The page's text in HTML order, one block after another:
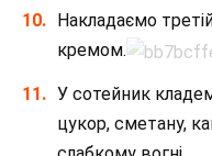
Накладаємо
кремом.
У сотейник
цукор, сметану,